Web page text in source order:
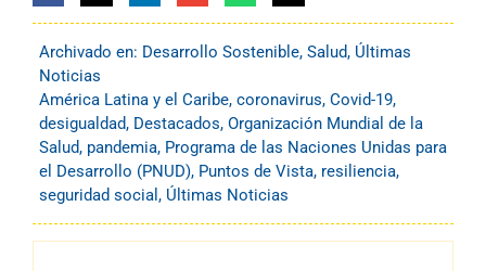
Archivado en: Desarrollo Sostenible, Salud, Últimas
Noticias
América Latina y el Caribe, coronavirus, Covid-19,
desigualdad, Destacados, Organización Mundial de la
Salud, pandemia, Programa de las Naciones Unidas para
el Desarrollo (PNUD), Puntos de Vista, resiliencia,
seguridad social , Últimas Noticias